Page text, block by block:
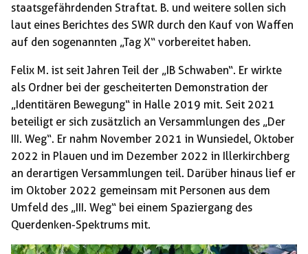
staatsgefährdenden Straftat. B. und weitere sollen sich
laut eines Berichtes des SWR durch den Kauf von Waffen
auf den sogenannten „Tag X“ vorbereitet haben.
Felix M. ist seit Jahren Teil der „IB Schwaben“. Er wirkte
als Ordner bei der gescheiterten Demonstration der
„Identitären Bewegung“ in Halle 2019 mit. Seit 2021
beteiligt er sich zusätzlich an Versammlungen des „Der
III. Weg“. Er nahm November 2021 in Wunsiedel, Oktober
2022 in Plauen und im Dezember 2022 in Illerkirchberg
an derartigen Versammlungen teil. Darüber hinaus lief er
im Oktober 2022 gemeinsam mit Personen aus dem
Umfeld des „III. Weg“ bei einem Spaziergang des
Querdenken-Spektrums mit.